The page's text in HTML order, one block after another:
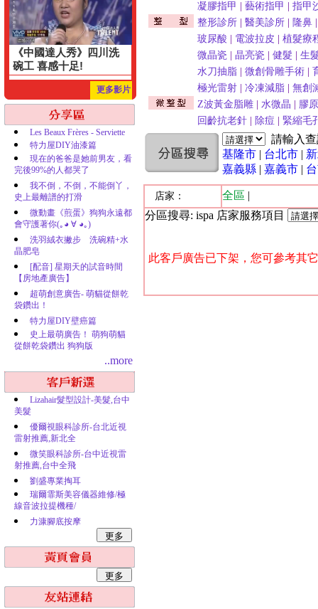
《中國達人秀》四川洗
碗工 喜感十足!
更多影片
Les Beaux Frères - Serviette
特力屋DIY油漆篇
現在的爸爸是她前男友，看
完後99%的人都哭了
我不倒，不倒，不能倒丫，
史上最離譜的打滑
微動畫《煎蛋》狗狗永遠都
會守護著你(｡◕ ∀ ◕｡)
洗羽絨衣撇步 洗碗精+水
晶肥皂
[配音] 星期天的試音時間
【房地產廣告】
超萌創意廣告- 萌貓從餅乾
袋鑽出！
特力屋DIY壁癌篇
史上最萌廣告！ 萌狗萌貓
從餅乾袋鑽出 狗狗版
..more
Lizahair髮型設計-美髮,台中
美髮
優爾視眼科診所-台北近視
雷射推薦,新北全
微笑眼科診所-台中近視雷
射推薦,台中全飛
劉盛專業掏耳
瑞爾霏斯美容儀器維修/極
線音波拉提機種/
力漮腳底按摩
凝膠指甲
藝術指甲
指甲
整形診所
醫美診所 隆鼻
玻尿酸
電波拉皮
植髮療
微晶瓷
晶亮瓷 健髮
生
水刀抽脂
微創骨雕手術
極光雷射
冷凍減脂
無創
Z波黃金脂雕
水微晶
膠
回齡抗老針
除痘 緊縮毛
請輸入
基隆市 | 台北市 |
嘉義縣 | 嘉義市 |
店家： 全區 |
分區搜尋: ispa 店家服務項目
此客戶廣告已下架，您可參考其